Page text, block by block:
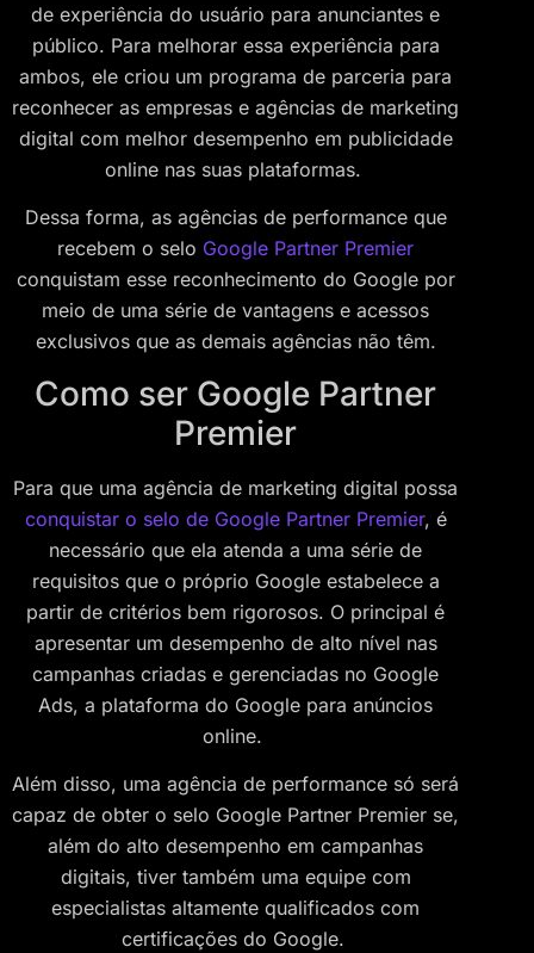
de experiência do usuário para anunciantes e
público. Para melhorar essa experiência para
ambos, ele criou um programa de parceria para
reconhecer as empresas e agências de marketing
digital com melhor desempenho em publicidade
online nas suas plataformas.
Dessa forma, as agências de performance que
recebem o selo Google Partner Premier
conquistam esse reconhecimento do Google por
meio de uma série de vantagens e acessos
exclusivos que as demais agências não têm.
Como ser Google Partner
Premier
Para que uma agência de marketing digital possa
conquistar o selo de Google Partner Premier, é
necessário que ela atenda a uma série de
requisitos que o próprio Google estabelece a
partir de critérios bem rigorosos. O principal é
apresentar um desempenho de alto nível nas
campanhas criadas e gerenciadas no Google
Ads, a plataforma do Google para anúncios
online.
Além disso, uma agência de performance só será
capaz de obter o selo Google Partner Premier se,
além do alto desempenho em campanhas
digitais, tiver também uma equipe com
especialistas altamente qualificados com
certificações do Google.